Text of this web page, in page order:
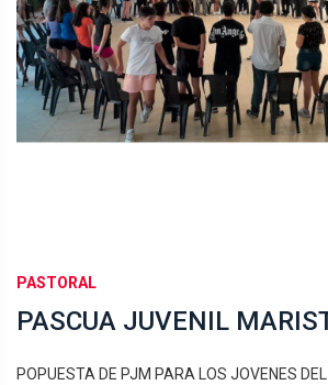
PASTORAL
PASCUA JUVENIL
POPUESTA DE PJM PARA LOS JOVENES